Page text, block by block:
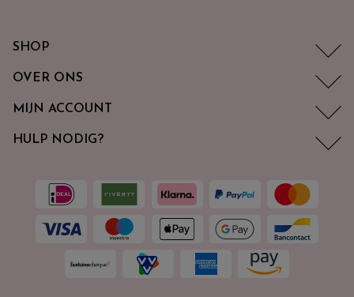
SHOP
OVER ONS
MIJN ACCOUNT
HULP NODIG?